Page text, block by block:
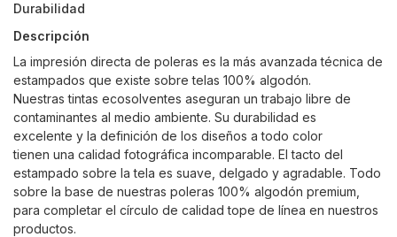
Durabilidad
Descripción
La impresión directa de poleras es la más avanzada técnica de
estampados que existe sobre telas 100% algodón.
Nuestras tintas ecosolventes aseguran un trabajo libre de
contaminantes al medio ambiente. Su durabilidad es
excelente y la definición de los diseños a todo color
tienen una calidad fotográfica incomparable. El tacto del
estampado sobre la tela es suave, delgado y agradable. Todo
sobre la base de nuestras poleras 100% algodón premium,
para completar el círculo de calidad tope de línea en nuestros
productos.